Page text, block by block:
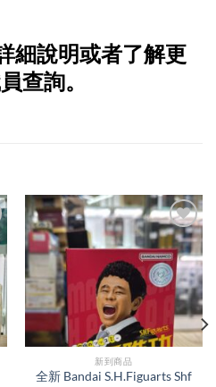
細說明或者了解更
查詢。
新到商品​
全新 Bandai S.H.Figuarts Shf